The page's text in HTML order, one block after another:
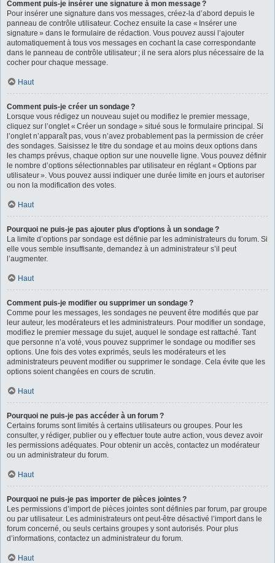
Comment puis-je insérer une signature à mon message ?
Pour insérer une signature dans vos messages, créez-la d’abord depuis le
panneau de contrôle utilisateur. Cochez ensuite la case « Insérer une
signature » dans le formulaire de rédaction. Vous pouvez aussi l’ajouter
automatiquement à tous vos messages en cochant la case correspondante
dans le panneau de contrôle utilisateur ; il ne sera alors plus nécessaire de la
cocher pour chaque message.
Haut
Comment puis-je créer un sondage ?
Lorsque vous rédigez un nouveau sujet ou modifiez le premier message,
cliquez sur l’onglet « Créer un sondage » situé sous le formulaire principal. Si
l’onglet n’apparaît pas, vous n’avez probablement pas la permission de créer
des sondages. Saisissez le titre du sondage et au moins deux options dans
les champs prévus, chaque option sur une nouvelle ligne. Vous pouvez définir
le nombre d’options sélectionnables par utilisateur en réglant « Options par
utilisateur ». Vous pouvez aussi indiquer une durée limite en jours et autoriser
ou non la modification des votes.
Haut
Pourquoi ne puis-je pas ajouter plus d’options à un sondage ?
La limite d’options par sondage est définie par les administrateurs du forum. Si
elle vous semble insuffisante, demandez à un administrateur s’il peut
l’augmenter.
Haut
Comment puis-je modifier ou supprimer un sondage ?
Comme pour les messages, les sondages ne peuvent être modifiés que par
leur auteur, les modérateurs et les administrateurs. Pour modifier un sondage,
modifiez le premier message du sujet, auquel le sondage est rattaché. Tant
que personne n’a voté, vous pouvez supprimer le sondage ou modifier ses
options. Une fois des votes exprimés, seuls les modérateurs et les
administrateurs peuvent modifier ou supprimer le sondage. Cela évite que les
options soient changées en cours de scrutin.
Haut
Pourquoi ne puis-je pas accéder à un forum ?
Certains forums sont limités à certains utilisateurs ou groupes. Pour les
consulter, y rédiger, publier ou y effectuer toute autre action, vous devez avoir
les permissions adéquates. Pour obtenir un accès, contactez un modérateur
ou un administrateur du forum.
Haut
Pourquoi ne puis-je pas importer de pièces jointes ?
Les permissions d’import de pièces jointes sont définies par forum, par groupe
ou par utilisateur. Les administrateurs ont peut-être désactivé l’import dans le
forum concerné, ou seuls certains groupes y sont autorisés. Pour plus
d’informations, contactez un administrateur du forum.
Haut